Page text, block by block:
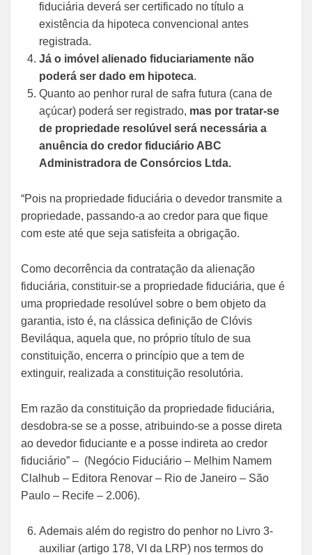
fiduciária deverá ser certificado no título a
existência da hipoteca convencional antes
registrada.
Já o imóvel alienado fiduciariamente não
poderá ser dado em hipoteca.
Quanto ao penhor rural de safra futura (cana de
açúcar) poderá ser registrado, mas por tratar-se
de propriedade resolúvel será necessária a
anuência do credor fiduciário ABC
Administradora de Consórcios Ltda.
“Pois na propriedade fiduciária o devedor transmite a
propriedade, passando-a ao credor para que fique
com este até que seja satisfeita a obrigação.
Como decorrência da contratação da alienação
fiduciária, constituir-se a propriedade fiduciária, que é
uma propriedade resolúvel sobre o bem objeto da
garantia, isto é, na clássica definição de Clóvis
Beviláqua, aquela que, no próprio título de sua
constituição, encerra o princípio que a tem de
extinguir, realizada a constituição resolutória.
Em razão da constituição da propriedade fiduciária,
desdobra-se se a posse, atribuindo-se a posse direta
ao devedor fiduciante e a posse indireta ao credor
fiduciário” – (Negócio Fiduciário – Melhim Namem
Clalhub – Editora Renovar – Rio de Janeiro – São
Paulo – Recife – 2.006).
Ademais além do registro do penhor no Livro 3-
auxiliar (artigo 178, VI da LRP) nos termos do